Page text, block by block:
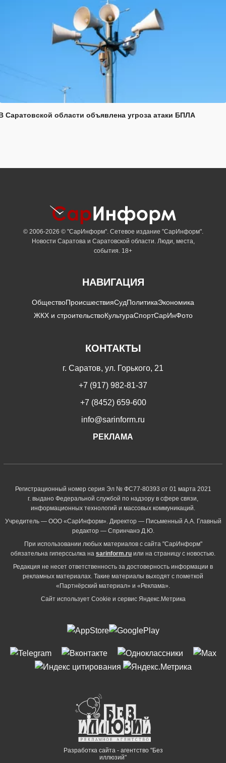
Саратовской области объявлена угроза атаки БПЛА
© 2006-2026 © "СарИнформ". Сетевое издание "СарИнформ".
Новости Саратова и Саратовской области. Люди, места,
события. 18+
НАВИГАЦИЯ
ОбществоПроисшествияСудПолитикаЭкономика
ЖКХ и строительствоКультураСпортСарИнФото
КОНТАКТЫ
г. Саратов, ул. Горького, 21
+7 (917) 982-81-37
+7 (8452) 659-600
info@sarinform.ru
РЕКЛАМА
Регистрационный номер серия Эл № ФС77-80393 от 01 марта 2021
г. выдано Федеральной службой по надзору в сфере связи,
информационных технологий и массовых коммуникаций.
Учредитель — ООО «СарИнформ». Директор — Письменный А.А. Главный
редактор — Спринчанэ Д.Ю.
При использовании любых материалов с сайта "СарИнформ"
обязательна гиперссылка на sarinform.ru или на страницу с новостью.
Редакция не несет ответственность за достоверность информации в
рекламных материалах. Такие материалы выходят с пометкой
«Партнёрский материал» и «Реклама».
Сайт использует Cookie и сервиc Яндекс.Метрика
Разработка сайта - агентство "Без
иллюзий"